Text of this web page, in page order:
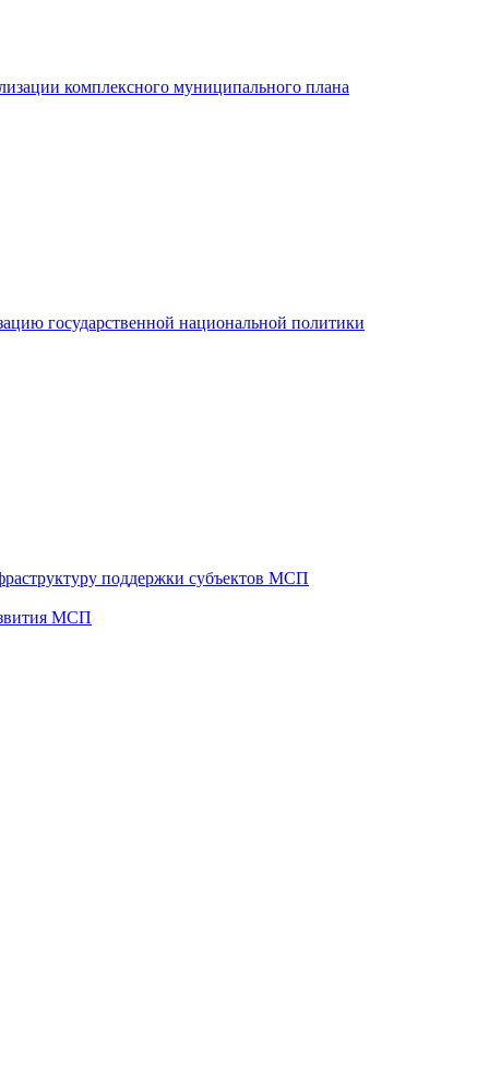
комплексного муниципального плана
государственной национальной политики
поддержки субъектов МСП
МСП